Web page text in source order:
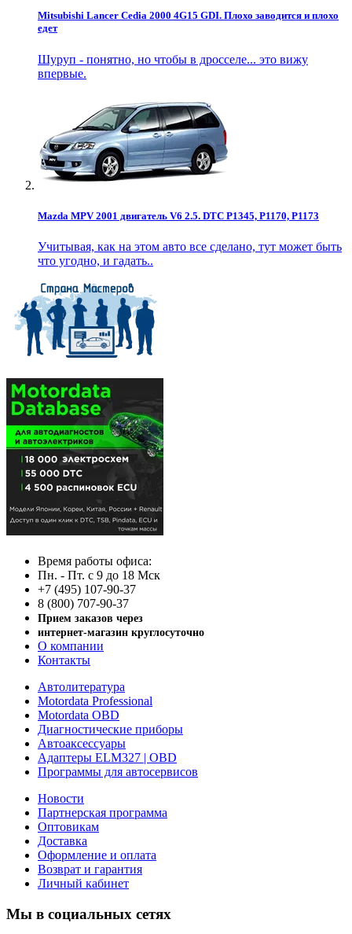
Mitsubishi Lancer Cedia 2000 4G15 GDI. Плохо заводится и плохо
едет
Шуруп - понятно, но чтобы в дросселе... это вижу
впервые.
Mazda MPV 2001 двигатель V6 2.5. DTC P1345, P1170, P1173
Учитывая, как на этом авто все сделано, тут может быть
что угодно, и гадать..
Время работы офиса:
Пн. - Пт. с 9 до 18 Мск
+7 (495) 107-90-37
8 (800) 707-90-37
Прием заказов через
интернет-магазин круглосуточно
О компании
Контакты
Автолитература
Motordata Professional
Motordata OBD
Диагностические приборы
Автоаксессуары
Адаптеры ELM327 | OBD
Программы для автосервисов
Новости
Партнерская программа
Оптовикам
Доставка
Оформление и оплата
Возврат и гарантия
Личный кабинет
Мы в социальных сетях